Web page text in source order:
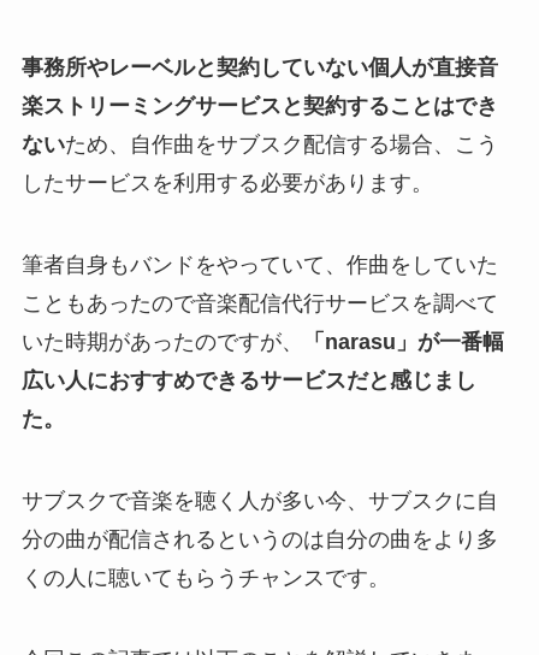
事務所やレーベルと契約していない個人が直接音
楽ストリーミングサービスと契約することはでき
ないため、自作曲をサブスク配信する場合、こう
したサービスを利用する必要があります。
筆者自身もバンドをやっていて、作曲をしていた
こともあったので音楽配信代行サービスを調べて
いた時期があったのですが、
「narasu」が一番幅
広い人におすすめできるサービスだと感じまし
た。
サブスクで音楽を聴く人が多い今、サブスクに自
分の曲が配信されるというのは自分の曲をより多
くの人に聴いてもらうチャンスです。